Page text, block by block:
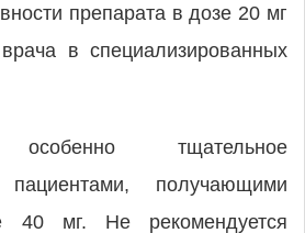
препарата в дозе 20 мг
в специализированных
особенно тщательное
получающими
40 мг. Не рекомендуется